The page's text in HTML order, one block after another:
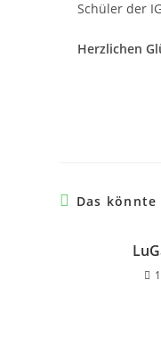
Schüler der
Herzlichen
Das